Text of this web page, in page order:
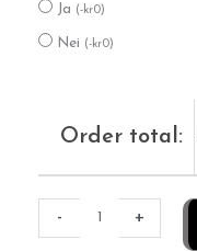
Ja (-kr0)
Nei (-kr0)
Order total:
-
antall
+